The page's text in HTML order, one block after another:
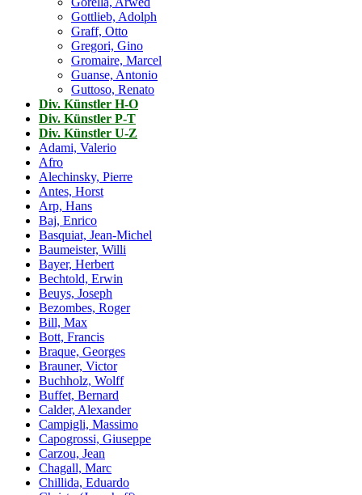
Gottlieb, Adolph
Graff, Otto
Gregori, Gino
Gromaire, Marcel
Guanse, Antonio
Guttoso, Renato
Div. Künstler H-O
Div. Künstler P-T
Div. Künstler U-Z
Adami, Valerio
Afro
Alechinsky, Pierre
Antes, Horst
Arp, Hans
Baj, Enrico
Basquiat, Jean-Michel
Baumeister, Willi
Bayer, Herbert
Bechtold, Erwin
Beuys, Joseph
Bezombes, Roger
Bill, Max
Bott, Francis
Braque, Georges
Brauner, Victor
Buchholz, Wolff
Buffet, Bernard
Calder, Alexander
Campigli, Massimo
Capogrossi, Giuseppe
Carzou, Jean
Chagall, Marc
Chillida, Eduardo